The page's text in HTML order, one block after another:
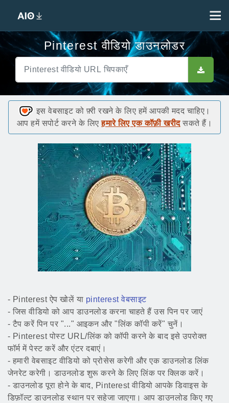
Pinterest वीडियो डाउनलोडर
इस वेबसाइट को फ़्री रखने के लिए हमें आपकी मदद चाहिए।
आप हमें सपोर्ट करने के लिएहमारे लिए एक कॉफ़ी खरीदसकते हैं।
- Pinterest ऐप खोलें या pinterest वेबसाइट
- जिस वीडियो को आप डाउनलोड करना चाहते हैं उस पिन पर जाएं
- टैप करें पिन पर "..." आइकन और "लिंक कॉपी करें" चुनें।
- Pinterest पोस्ट URL/लिंक को कॉपी करने के बाद इसे उपरोक्त
फॉर्म में पेस्ट करें और एंटर दबाएं।
- हमारी वेबसाइट वीडियो को प्रोसेस करेगी और एक डाउनलोड लिंक
जेनरेट करेगी। डाउनलोड शुरू करने के लिए लिंक पर क्लिक करें।
- डाउनलोड पूरा होने के बाद, Pinterest वीडियो आपके डिवाइस के
डिफ़ॉल्ट डाउनलोड स्थान पर सहेजा जाएगा। आप डाउनलोड किए गए